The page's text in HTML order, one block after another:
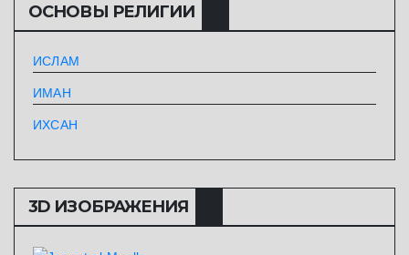
ОСНОВЫ РЕЛИГИИ
ИСЛАМ
ИМАН
ИХСАН
3D ИЗОБРАЖЕНИЯ